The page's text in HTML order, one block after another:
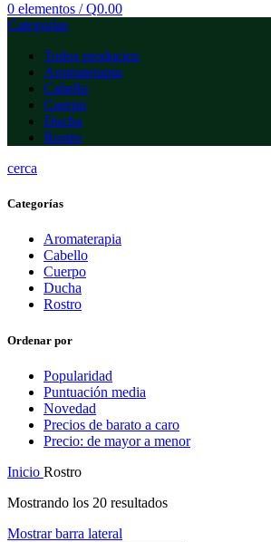
0 elementos / Q0.00
Categorías
Todos productos
Aromaterapia
Cabello
Cuerpo
Ducha
Rostro
cerca
Categorías
Aromaterapia
Cabello
Cuerpo
Ducha
Rostro
Ordenar por
Popularidad
Puntuación media
Novedad
Precios de barato a caro
Precio: de mayor a menor
Inicio Rostro
Mostrando los 20 resultados
Mostrar barra lateral